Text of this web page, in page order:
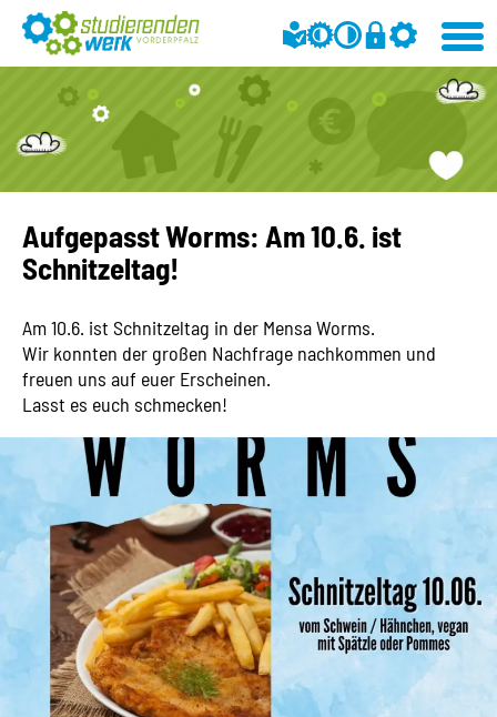
Aufgepasst Worms: Am 10.6. ist
Schnitzeltag!
Am 10.6. ist Schnitzeltag in der Mensa Worms.
Wir konnten der großen Nachfrage nachkommen und
freuen uns auf euer Erscheinen.
Lasst es euch schmecken!